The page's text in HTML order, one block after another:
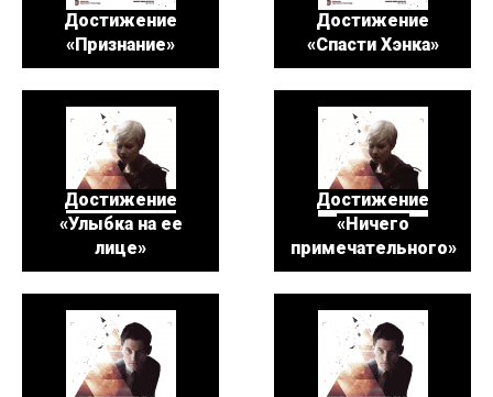
Достижение
«Признание»
Достижение
«Спасти Хэнка»
Достижение
«Улыбка на ее
лице»
Достижение
«Ничего
примечательного»